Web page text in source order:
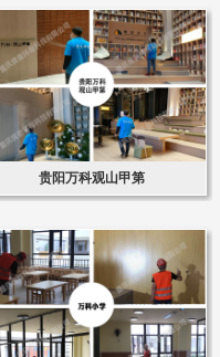
贵阳万科观山甲第